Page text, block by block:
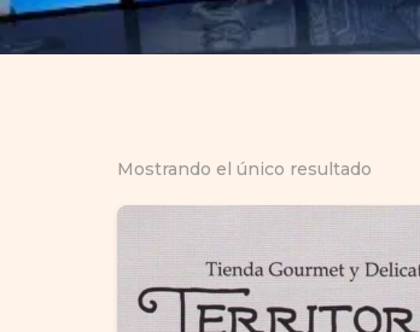
Mostrando el único resultado